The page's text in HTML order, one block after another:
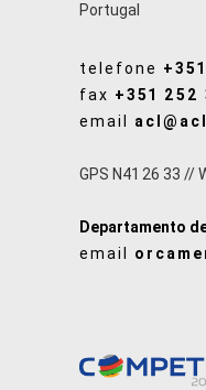
Portugal
telefone
fax +351 252
email
GPS N41 26 33 //
Departamento
email